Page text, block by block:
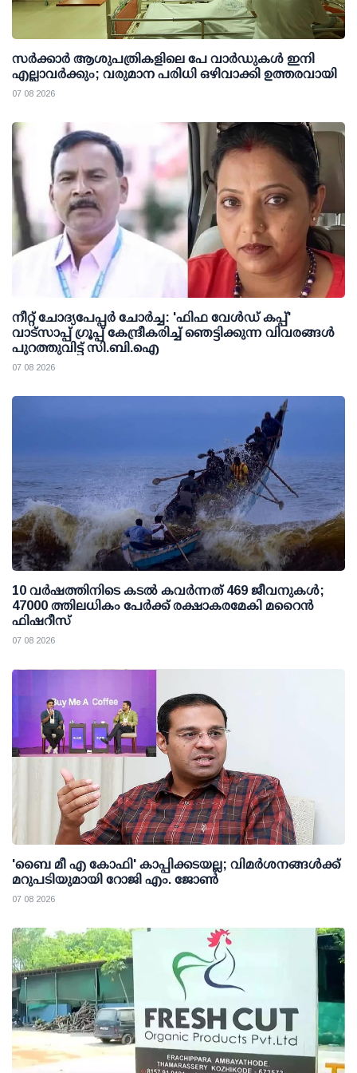
സര്‍ക്കാര്‍ ആശുപത്രികളിലെ പേ വാര്‍ഡുകള്‍ ഇനി
എല്ലാവര്‍ക്കും; വരുമാന പരിധി ഒഴിവാക്കി ഉത്തരവായി
07 08 2026
നീറ്റ് ചോദ്യപേപ്പര്‍ ചോര്‍ച്ച: 'ഫിഫ വേള്‍ഡ് കപ്പ്'
വാട്സാപ്പ് ഗ്രൂപ്പ് കേന്ദ്രീകരിച്ച് ഞെട്ടിക്കുന്ന വിവരങ്ങള്‍
പുറത്തുവിട്ട് സി.ബി.ഐ
07 08 2026
10 വര്‍ഷത്തിനിടെ കടല്‍ കവര്‍ന്നത് 469 ജീവനുകള്‍;
47000 ത്തിലധികം പേര്‍ക്ക് രക്ഷാകരമേകി മറൈന്‍
ഫിഷറീസ്
07 08 2026
'ബൈ മീ എ കോഫി' കാപ്പിക്കടയല്ല; വിമര്‍ശനങ്ങള്‍ക്ക്
മറുപടിയുമായി റോജി എം. ജോണ്‍
07 08 2026